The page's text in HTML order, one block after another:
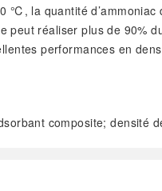
la quantité
réaliser plus de 90%
performances en
composite; densité